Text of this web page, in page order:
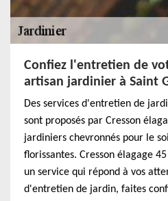
Confiez l'entretien de
artisan jardinier à Saint
Des services d'entretien de
sont proposés par Cresson
jardiniers chevronnés pour le
florissantes. Cresson élagage
un service qui répond à vos
d'entretien de jardin, faites